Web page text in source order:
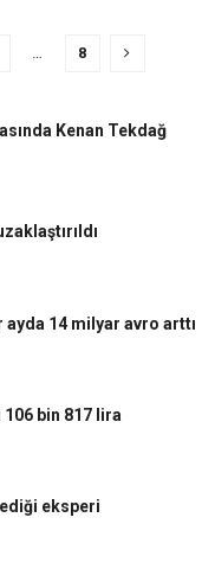
… 8
Kenan Tekdağ
ayda 14 milyar avro arttı
106 bin 817 lira
eksperi